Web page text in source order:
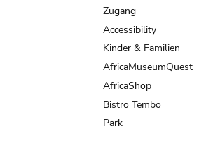
Zugang
Accessibility
Kinder & Familien
AfricaMuseumQuest
AfricaShop
Bistro Tembo
Park